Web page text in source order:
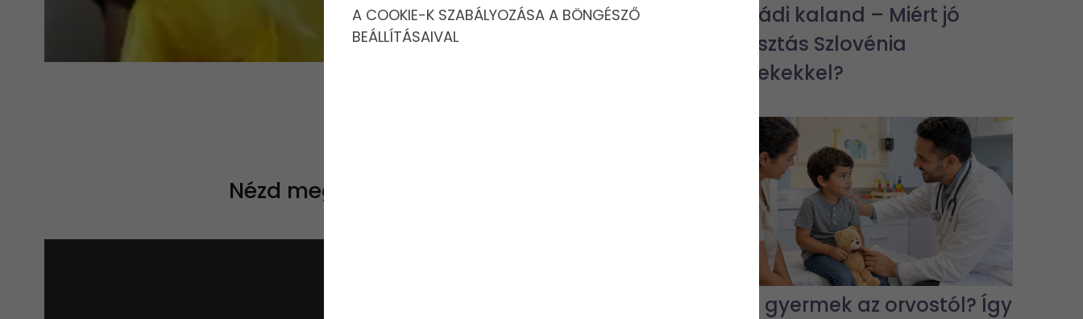
Nézd meg a videót Te is! :)
Családi kaland – Miért jó
választás Szlovénia
gyerekekkel?
Fél a gyermek az orvostól? Így
A COOKIE-K SZABÁLYOZÁSA A BÖNGÉSZŐ
BEÁLLÍTÁSAIVAL